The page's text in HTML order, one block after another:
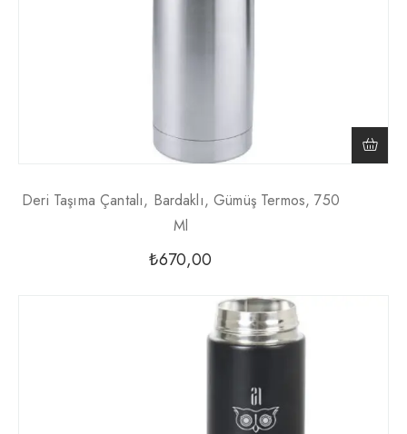
Deri Taşıma Çantalı, Bardaklı, Gümüş Termos, 750
Ml
₺670,00